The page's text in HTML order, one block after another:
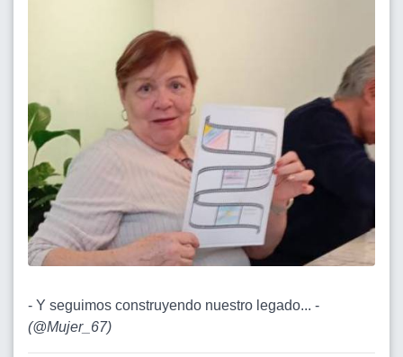
- Y seguimos construyendo nuestro legado... -
(@Mujer_67)